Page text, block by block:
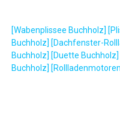
[Wabenplissee Buchholz]
Buchholz] [Dachfenster-
Buchholz] [Duette Buchholz]
Buchholz]